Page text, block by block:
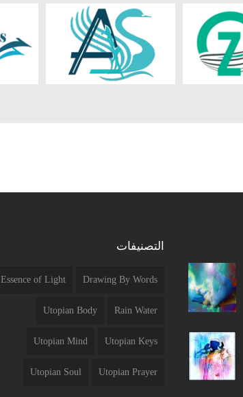
التصنيفات
Drawing By Words
Essence of Light
Rain Water
Utopian Body
Utopian Keys
Utopian Mind
Utopian Prayer
Utopian Soul